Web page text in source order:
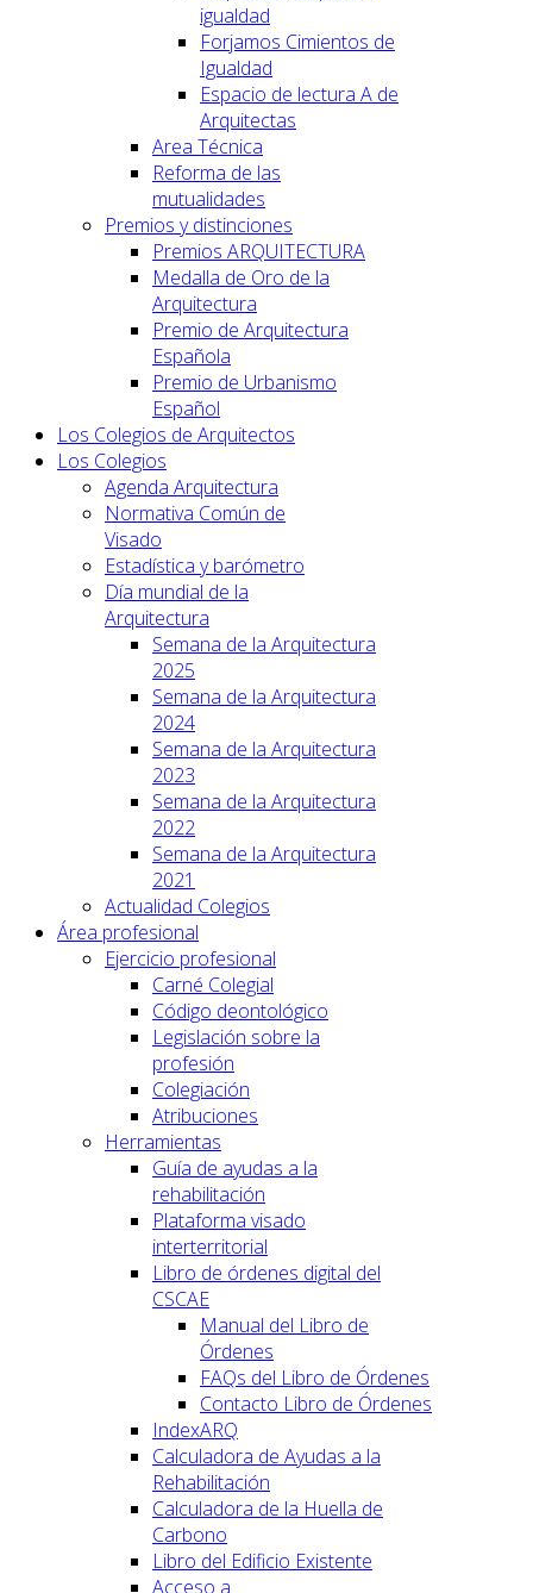
igualdad
Forjamos Cimientos de
Igualdad
Espacio de lectura A de
Arquitectas
Area Técnica
Reforma de las
mutualidades
Premios y distinciones
Premios ARQUITECTURA
Medalla de Oro de la
Arquitectura
Premio de Arquitectura
Española
Premio de Urbanismo
Español
Los Colegios de Arquitectos
Los Colegios
Agenda Arquitectura
Normativa Común de
Visado
Estadística y barómetro
Día mundial de la
Arquitectura
Semana de la Arquitectura
2025
Semana de la Arquitectura
2024
Semana de la Arquitectura
2023
Semana de la Arquitectura
2022
Semana de la Arquitectura
2021
Actualidad Colegios
Área profesional
Ejercicio profesional
Carné Colegial
Código deontológico
Legislación sobre la
profesión
Colegiación
Atribuciones
Herramientas
Guía de ayudas a la
rehabilitación
Plataforma visado
interterritorial
Libro de órdenes digital del
CSCAE
Manual del Libro de
Órdenes
FAQs del Libro de Órdenes
Contacto Libro de Órdenes
IndexARQ
Calculadora de Ayudas a la
Rehabilitación
Calculadora de la Huella de
Carbono
Libro del Edificio Existente
Acceso a